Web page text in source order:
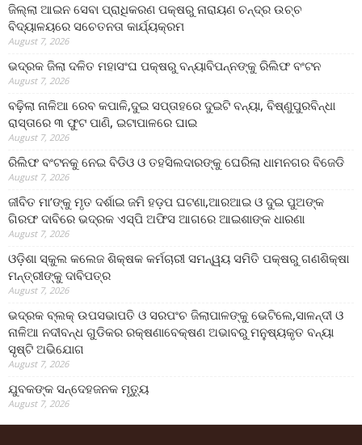
ଜିଲ୍ଲା ଆଇନ ସେବା ପ୍ରାଧିକରଣ ପକ୍ଷରୁ ନାରାୟଣ ଚନ୍ଦ୍ର ଉଚ୍ଚ
ବିଦ୍ୟାଳୟରେ ସଚେତନତା କାର୍ଯ୍ୟକ୍ରମ
August 7, 2026
ଭଦ୍ରକ ଜିଲା ଦଳିତ ମହାସଂଘ ପକ୍ଷରୁ ବନ୍ୟାବିପନ୍ନଙ୍କୁ ରିଲିଫ ବଂଟନ
August 7, 2026
ବଢ଼ିଲା ନାଳିଆ ରେବ କପାଳି,ଦୁଇ ସପ୍ତାହରେ ଦୁଇଟି ବନ୍ୟା, ବିଷ୍ଣୁପୁରବିନ୍ଧା
ରାସ୍ତାରେ ୩ ଫୁଟ ପାଣି, ଇଟାପାଳରେ ଘାଇ
August 7, 2026
ରିଲିଫ ବଂଟନକୁ ନେଇ ବିଡିଓ ଓ ତହସିଲଦାରଙ୍କୁ ଘେରିଲା ଧାମନଗର ବିଜେଡି
August 7, 2026
ଜୀବିତ ମା’ଙ୍କୁ ମୃତ ଦର୍ଶାଇ ଜମି ହଡ଼ପ ଘଟଣା,ଆରଆଇ ଓ ଦୁଇ ପୁଅଙ୍କ
ଗିରଫ ଦାବିରେ ଭଦ୍ରକ ଏସ୍‌ପି ଅଫିସ ଆଗରେ ଆଇଶାଙ୍କ ଧାରଣା
August 7, 2026
ଓଡ଼ିଶା ସ୍କୁଲ କଲେଜ ଶିକ୍ଷକ କର୍ମଚାରୀ ସମନ୍ୱୟ ସମିତି ପକ୍ଷରୁ ଗଣଶିକ୍ଷା
ମନ୍ତ୍ରୀଙ୍କୁ ଦାବିପତ୍ର
August 7, 2026
ଭଦ୍ରକ ବ୍ଲକ୍ ଉପସଭାପତି ଓ ସରପଂଚ ଜିଲାପାଳଙ୍କୁ ଭେଟିଲେ,ସାଳନ୍ଦୀ ଓ
ନାଳିଆ ନଦୀବନ୍ଧ ଗୁଡିକର ରକ୍ଷଣାବେକ୍ଷଣ ଅଭାବରୁ ମନୁଷ୍ୟକୃତ ବନ୍ୟା
ସୃଷ୍ଟି ଅଭିଯୋଗ
August 7, 2026
ଯୁବକଙ୍କ ସନ୍ଦେହଜନକ ମୃତ୍ୟୁ
August 7, 2026